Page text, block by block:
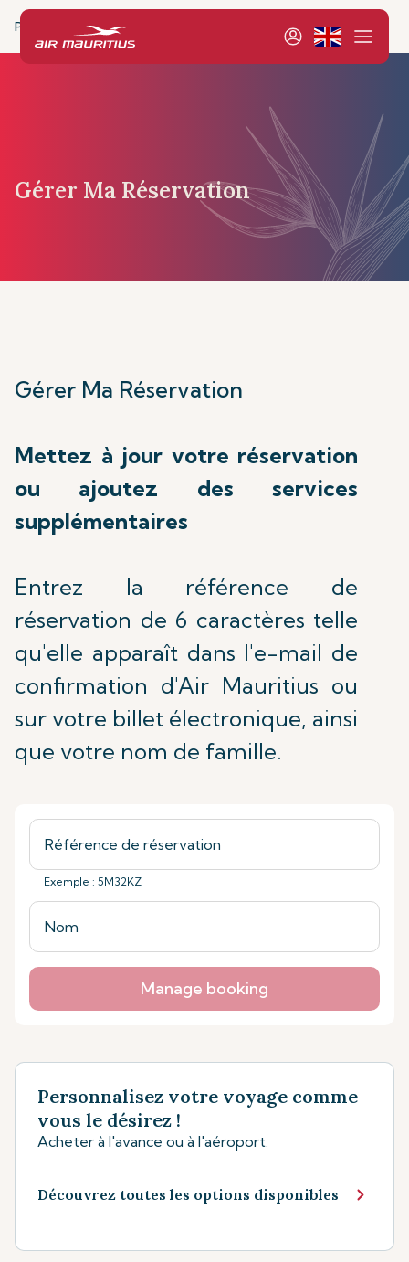
Page d’accueil Gestion
Gérer Ma Réservation
Gérer Ma Réservation
Mettez à jour votre réservation
ou ajoutez des services
supplémentaires
Entrez la référence de
réservation de 6 caractères telle
qu'elle apparaît dans l'e-mail de
confirmation d'Air Mauritius ou
sur votre billet électronique, ainsi
que votre nom de famille.
Exemple : 5M32KZ
Manage booking
Personnalisez votre voyage comme
vous le désirez !
Acheter à l'avance ou à l'aéroport.
Découvrez toutes les options disponibles